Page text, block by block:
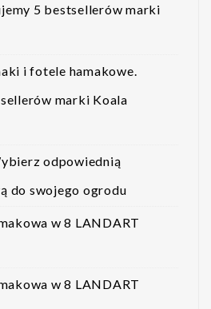
5 bestsellerów marki
i fotele hamakowe.
marki Koala
odpowiednią
do swojego ogrodu
w 8 LANDART
w 8 LANDART